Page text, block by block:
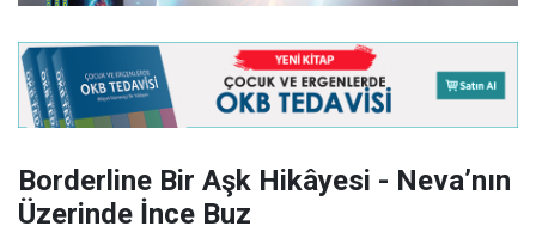
Borderline Bir Aşk Hikâyesi - Neva’nın
Üzerinde İnce Buz